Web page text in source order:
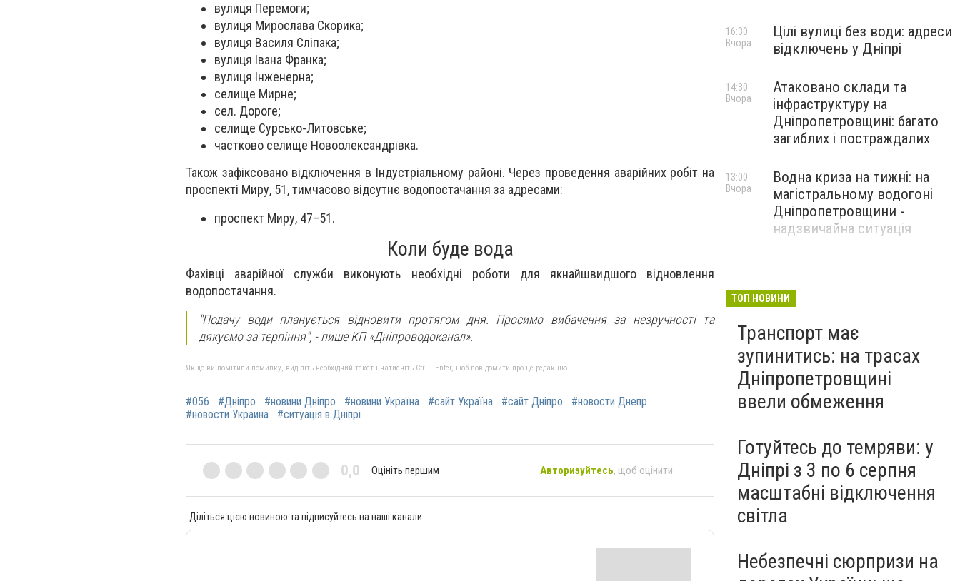
вулиця Перемоги;
вулиця Мирослава Скорика;
вулиця Василя Сліпака;
вулиця Івана Франка;
вулиця Інженерна;
селище Мирне;
сел. Дороге;
селище Сурсько-Литовське;
частково селище Новоолександрівка.
Також зафіксовано відключення в Індустріальному районі. Через проведення аварійних робіт на
проспекті Миру, 51, тимчасово відсутнє водопостачання за адресами:
проспект Миру, 47–51.
Коли буде вода
Фахівці аварійної служби виконують необхідні роботи для якнайшвидшого відновлення
водопостачання.
"Подачу води планується відновити протягом дня. Просимо вибачення за незручності та
дякуємо за терпіння", - пише КП «Дніпроводоканал».
Якщо ви помітили помилку, виділіть необхідний текст і натисніть Ctrl + Enter, щоб повідомити про це редакцію
#056 #Дніпро #новини Дніпро #новини Україна #сайт Україна #сайт Дніпро
#новости Днепр
#новости Украина
#ситуація в Дніпрі
0,0 Оцініть першим Авторизуйтесь, щоб оцінити
Діліться цією новиною та підписуйтесь на наші канали
Цілі вулиці без води: адреси
відключень у Дніпрі
16:30
Вчора
Атаковано склади та
інфраструктуру на
Дніпропетровщині: багато
загиблих і постраждалих
14:30
Вчора
Водна криза на тижні: на
магістральному водогоні
Дніпропетровщини -
надзвичайна ситуація
13:00
Вчора
ТОП НОВИНИ
Транспорт має
зупинитись: на трасах
Дніпропетровщині
ввели обмеження
Готуйтесь до темряви: у
Дніпрі з 3 по 6 серпня
масштабні відключення
світла
Небезпечні сюрпризи на